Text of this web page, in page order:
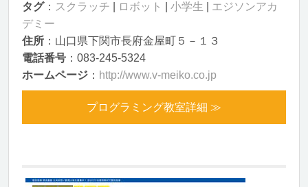
タグ： スクラッチ ロボット 小学生
エジソンアカ
デミー
住所 ：山口県下関市長府金屋町５－１３
電話番号 ：083-245-5324
ホームページ ： http://www.v-meiko.co.jp
プログラミング教室詳細 ≫